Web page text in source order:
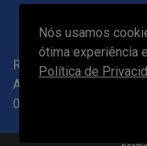
Receptivo Viagens
Av. do Contorno, 2905,
017
Nós usamos
ótima experiência
Política de